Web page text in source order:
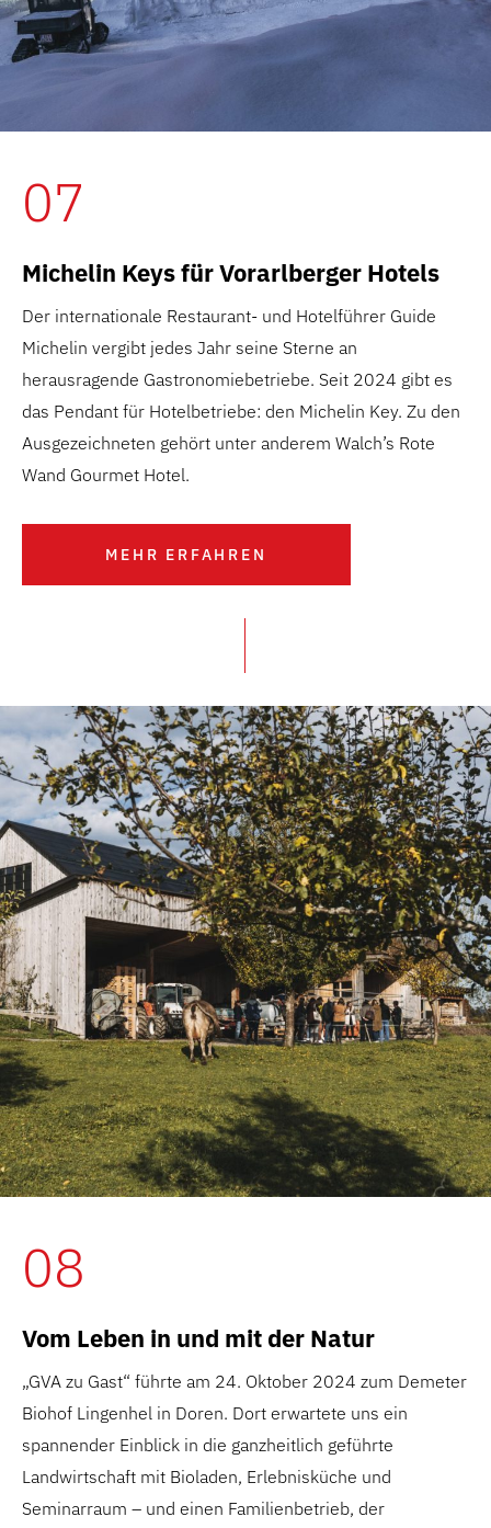
07
Michelin Keys für Vorarlberger Hotels
Der internationale Restaurant- und Hotelführer Guide
Michelin vergibt jedes Jahr seine Sterne an
herausragende Gastronomiebetriebe. Seit 2024 gibt es
das Pendant für Hotelbetriebe: den Michelin Key. Zu den
Ausgezeichneten gehört unter anderem Walch’s Rote
Wand Gourmet Hotel.
MEHR ERFAHREN
08
Vom Leben in und mit der Natur
„GVA zu Gast“ führte am 24. Oktober 2024 zum Demeter
Biohof Lingenhel in Doren. Dort erwartete uns ein
spannender Einblick in die ganzheitlich geführte
Landwirtschaft mit Bioladen, Erlebnisküche und
Seminarraum – und einen Familienbetrieb, der